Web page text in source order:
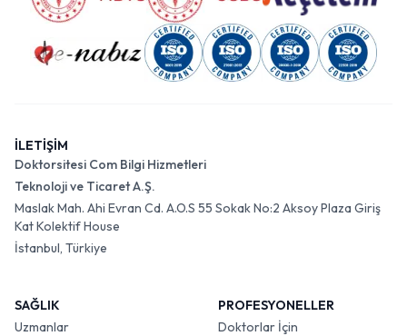
İLETİŞİM
Doktorsitesi Com Bilgi Hizmetleri
Teknoloji ve Ticaret A.Ş.
Maslak Mah. Ahi Evran Cd. A.O.S 55 Sokak No:2 Aksoy Plaza Giriş
Kat Kolektif House
İstanbul, Türkiye
SAĞLIK
Uzmanlar
PROFESYONELLER
Doktorlar İçin